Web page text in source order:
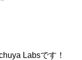
Labsです！